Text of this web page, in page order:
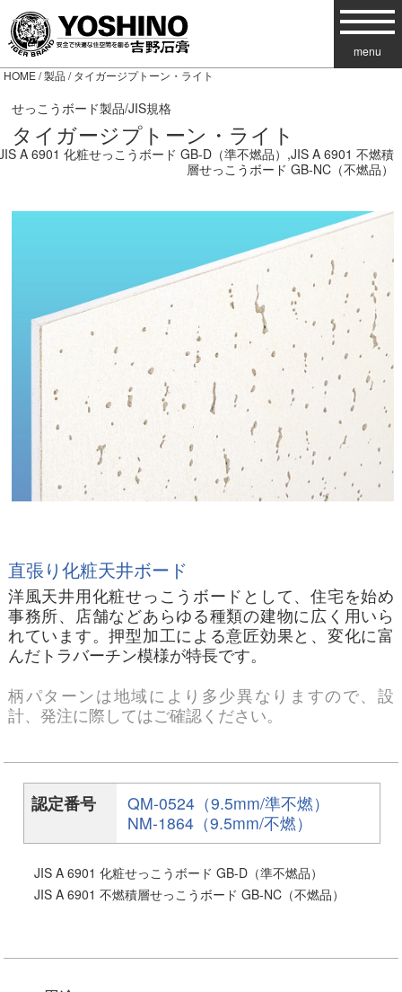
menu
HOME/製品 / タイガージプトーン・ライト
せっこうボード製品/JIS規格
タイガージプトーン・ライト
A 6901 化粧せっこうボード GB-D（準不燃品）,JIS A 6901 不燃積
層せっこうボード GB-NC（不燃品）
直張り化粧天井ボード
洋風天井用化粧せっこうボードとして、住宅を始め
事務所、店舗などあらゆる種類の建物に広く用いら
れています。押型加工による意匠効果と、変化に富
んだトラバーチン模様が特長です。
柄パターンは地域により多少異なりますので、設
計、発注に際してはご確認ください。
認定番号
QM-0524（9.5mm/準不燃）
NM-1864（9.5mm/不燃）
JIS A 6901 化粧せっこうボード GB-D（準不燃品）
JIS A 6901 不燃積層せっこうボード GB-NC（不燃品）